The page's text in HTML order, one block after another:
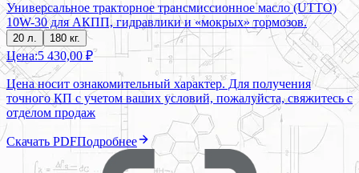
Универсальное тракторное трансмиссионное масло (UTTO)
10W-30 для АКПП, гидравлики и «мокрых» тормозов.
20 л. 180 кг.
Цена:5 430,00 ₽
Цена носит ознакомительный характер. Для получения
точного КП с учетом ваших условий, пожалуйста, свяжитесь с
отделом продаж
Скачать PDFПодробнее